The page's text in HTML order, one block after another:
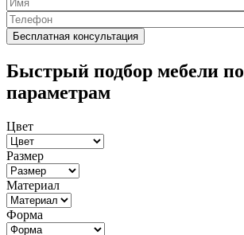
Быстрый подбор мебели по
параметрам
Цвет
Размер
Материал
Форма